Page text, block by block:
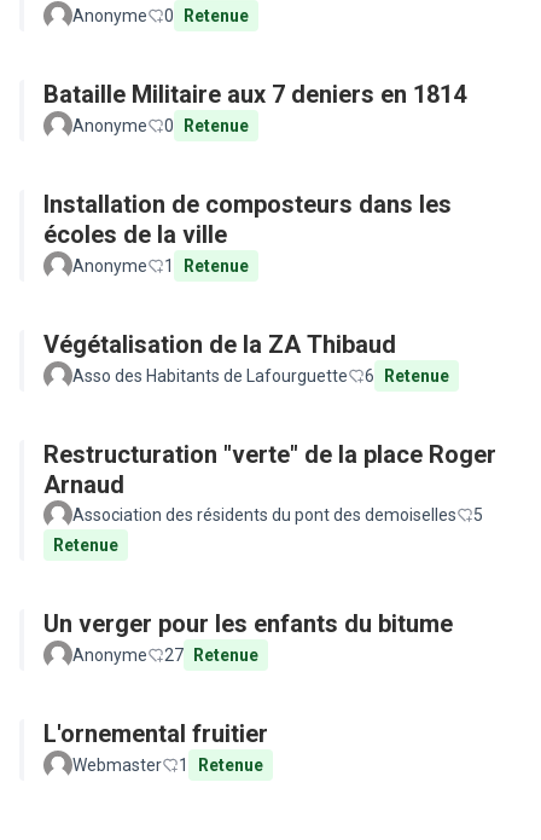
Anonyme 0 Retenue
Bataille Militaire aux 7 deniers en 1814
Anonyme 0 Retenue
Installation de composteurs dans les
écoles de la ville
Anonyme 1 Retenue
Végétalisation de la ZA Thibaud
Asso des Habitants de Lafourguette 6 Retenue
Restructuration "verte" de la place Roger
Arnaud
Association des résidents du pont des demoiselles
5
Retenue
Un verger pour les enfants du bitume
Anonyme 27 Retenue
L'ornemental fruitier
Webmaster 1 Retenue